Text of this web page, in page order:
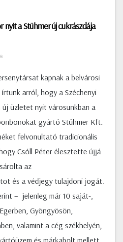
a Stühmer új cukrászdája
kapnak a belvárosi
arról, hogy a Széchenyi
üzletet nyit városunkban a
gyártó Stühmer Kft.
felvonultató tradicionális
Csóll Péter élesztette újjá
az
és a védjegy tulajdoni jogát.
– jelenleg már 10 saját-,
Gyöngyösön,
valamint a cég székhelyén,
és márkabolt mellett